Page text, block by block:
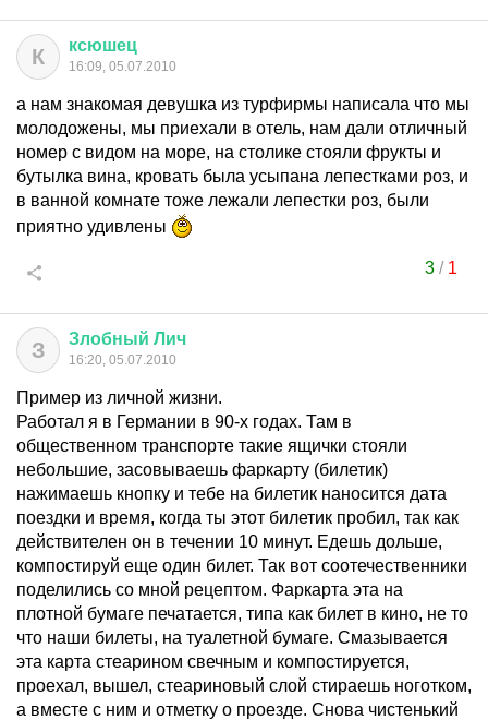
К ксюшец
16:09, 05.07.2010
а нам знакомая девушка из турфирмы написала что мы
молодожены, мы приехали в отель, нам дали отличный
номер с видом на море, на столике стояли фрукты и
бутылка вина, кровать была усыпана лепестками роз, и
в ванной комнате тоже лежали лепестки роз, были
приятно удивлены
3/ 1
З Злобный Лич
16:20, 05.07.2010
Пример из личной жизни.
Работал я в Германии в 90-х годах. Там в
общественном транспорте такие ящички стояли
небольшие, засовываешь фаркарту (билетик)
нажимаешь кнопку и тебе на билетик наносится дата
поездки и время, когда ты этот билетик пробил, так как
действителен он в течении 10 минут. Едешь дольше,
компостируй еще один билет. Так вот соотечественники
поделились со мной рецептом. Фаркарта эта на
плотной бумаге печатается, типа как билет в кино, не то
что наши билеты, на туалетной бумаге. Смазывается
эта карта стеарином свечным и компостируется,
проехал, вышел, стеариновый слой стираешь ноготком,
а вместе с ним и отметку о проезде. Снова чистенький